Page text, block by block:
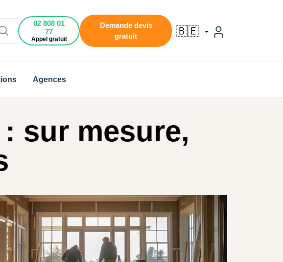
02 808 01
77
Appel gratuit
Demande devis
gratuit
🇧🇪
Agences
sur mesure,